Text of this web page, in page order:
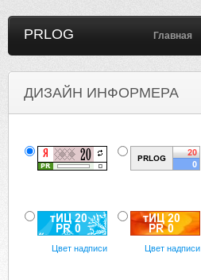
PRLOG Главная
ДИЗАЙН ИНФОРМЕРА
Цвет надписи Цвет надписи